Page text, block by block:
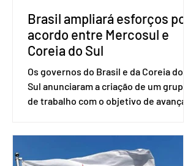
Brasil ampliará esforços por
acordo entre Mercosul e
Coreia do Sul
Os governos do Brasil e da Coreia do
Sul anunciaram a criação de um grupo
de trabalho com o objetivo de avançar
Uruguai, além de outros países